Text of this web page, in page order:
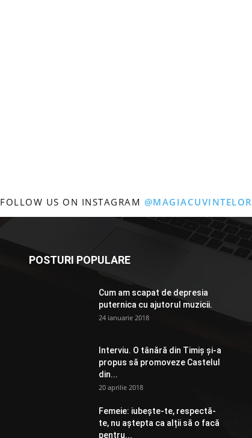
FOLLOW US ON INSTAGRAM @MAGIACUVINTELOR
POSTURI POPULARE
Cum am scapat de depresia
puternica cu ajutorul muzicii.
24 ianuarie 2018
Interviu. O tânără din Timiș și-a
propus să promoveze Castelul
din...
20 aprilie 2018
Femeie: iubește-te, respectă-
te, nu aștepta ca alții să o facă
pentru...